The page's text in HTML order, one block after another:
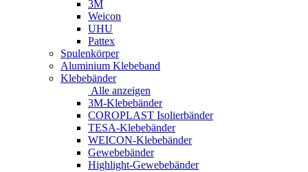
3M
Weicon
UHU
Pattex
Spulenkörper
Aluminium Klebeband
Klebebänder
Alle anzeigen
3M-Klebebänder
COROPLAST Isolierbänder
TESA-Klebebänder
WEICON-Klebebänder
Gewebebänder
Highlight-Gewebebänder